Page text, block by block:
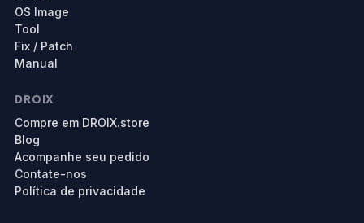
OS Image
Tool
Fix / Patch
Manual
DROIX
Compre em DROIX.store
Blog
Acompanhe seu pedido
Contate-nos
Política de privacidade